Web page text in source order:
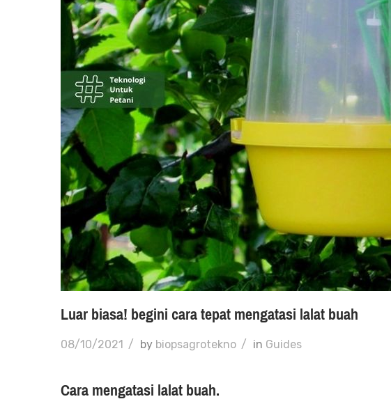
Luar biasa! begini cara tepat mengatasi lalat buah
08/10/2021 / by biopsagrotekno / in Guides
Cara mengatasi lalat buah.